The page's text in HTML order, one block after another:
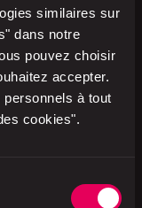
similaires sur
dans notre
pouvez choisir
accepter.
à tout
cookies".
dans